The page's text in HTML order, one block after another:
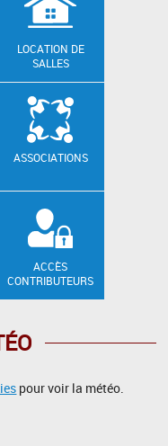
LOCATION DE
SALLES
ASSOCIATIONS
ACCÈS
CONTRIBUTEURS
pour voir la météo.